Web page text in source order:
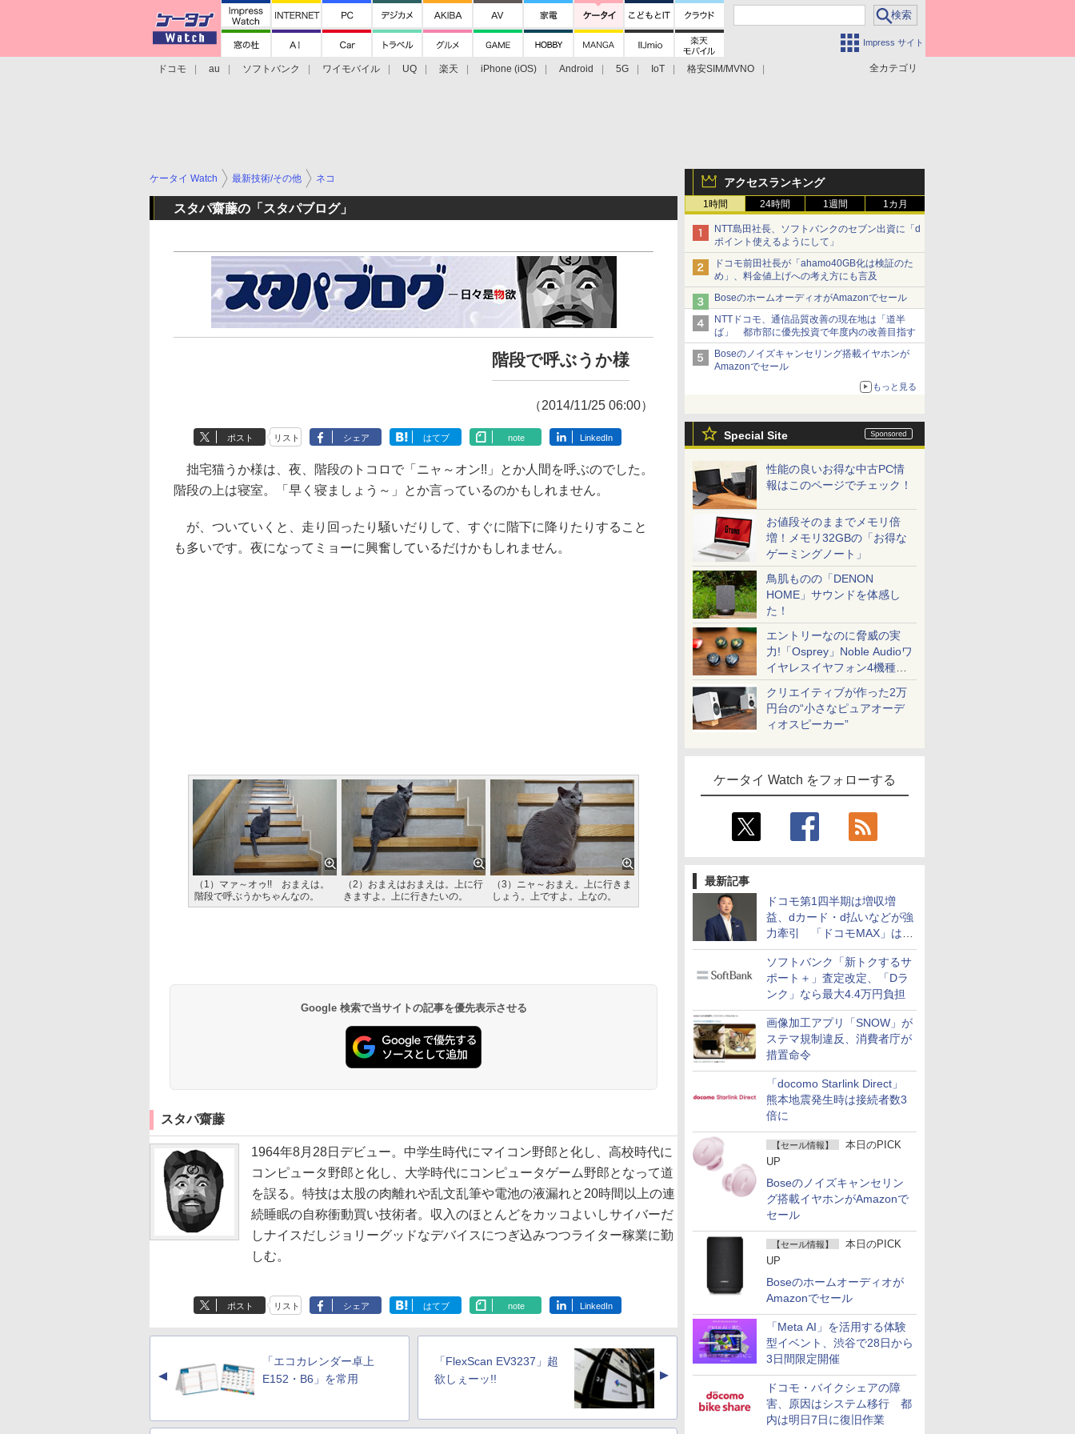
Impress サイト
全カテゴリ
ドコモ au ソフトバンク ワイモバイル UQ 楽天 iPhone (iOS) Android 5G IoT
格安SIM/MVNO
アクセスランキング
1時間 24時間 1週間 1カ月
NTT島田社長、ソフトバンクのセブン出資に「d
ポイント使えるようにして」
ドコモ前田社長が「ahamo40GB化は検証のた
め」、料金値上げへの考え方にも言及
BoseのホームオーディオがAmazonでセール
NTTドコモ、通信品質改善の現在地は「道半
ば」 都市部に優先投資で年度内の改善目指す
Boseのノイズキャンセリング搭載イヤホンが
Amazonでセール
もっと見る
Special Site
性能の良いお得な中古PC情
報はこのページでチェック！
お値段そのままでメモリ倍
増！メモリ32GBの「お得な
ゲーミングノート」
鳥肌ものの「DENON
HOME」サウンドを体感し
た！
エントリーなのに脅威の実
力!「Osprey」Noble Audioワ
イヤレスイヤフォン4機種を
一気に聴く
クリエイティブが作った2万
円台の“小さなピュアオーデ
ィオスピーカー”
ケータイ Watch をフォローする
最新記事
ドコモ第1四半期は増収増
益、dカード・d払いなどが強
力牽引 「ドコモMAX」は
400万契約突破
ソフトバンク「新トクするサ
ポート＋」査定改定、「Dラ
ンク」なら最大4.4万円負担
画像加工アプリ「SNOW」が
ステマ規制違反、消費者庁が
措置命令
「docomo Starlink Direct」
熊本地震発生時は接続者数3
倍に
【セール情報】
本日のPICK
UP
Boseのノイズキャンセリン
グ搭載イヤホンがAmazonで
セール
【セール情報】
本日のPICK
UP
Boseのホームオーディオが
Amazonでセール
「Meta AI」を活用する体験
型イベント、渋谷で28日から
3日間限定開催
ドコモ・バイクシェアの障
害、原因はシステム移行 都
内は明日7日に復旧作業
ケータイ Watch 最新技術/その他 ネコ
スタパ齋藤の「スタパブログ」
階段で呼ぶうか様
（2014/11/25 06:00）
ポスト リスト シェア はてブ note LinkedIn
拙宅猫うか様は、夜、階段のトコロで「ニャ～オン!!」とか人間を呼ぶのでした。
階段の上は寝室。「早く寝ましょう～」とか言っているのかもしれません。
が、ついていくと、走り回ったり騒いだりして、すぐに階下に降りたりすること
も多いです。夜になってミョーに興奮しているだけかもしれません。
（1）マァ～オゥ!! おまえは。
階段で呼ぶうかちゃんなの。
（2）おまえはおまえは。上に行
きますよ。上に行きたいの。
（3）ニャ～おまえ。上に行きま
しょう。上ですよ。上なの。
Google 検索で当サイトの記事を優先表示させる
スタパ齋藤
1964年8月28日デビュー。中学生時代にマイコン野郎と化し、高校時代に
コンピュータ野郎と化し、大学時代にコンピュータゲーム野郎となって道
を誤る。特技は太股の肉離れや乱文乱筆や電池の液漏れと20時間以上の連
続睡眠の自称衝動買い技術者。収入のほとんどをカッコよいしサイバーだ
しナイスだしジョリーグッドなデバイスにつぎ込みつつライター稼業に勤
しむ。
ポスト リスト シェア はてブ note LinkedIn
▲
「エコカレンダー卓上
E152・B6」を常用
「FlexScan EV3237」超
欲しぇーッ!!
▲